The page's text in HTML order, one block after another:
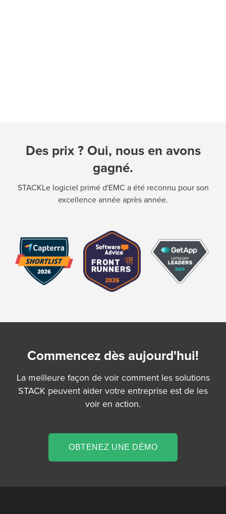
Des prix ? Oui, nous en avons
gagné.
STACKLe logiciel primé d'EMC a été reconnu pour son
excellence année après année.
Commencez dès aujourd'hui!
La meilleure façon de voir comment les solutions
STACK peuvent aider votre entreprise est de les
voir en action.
OBTENEZ UNE DÉMO